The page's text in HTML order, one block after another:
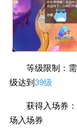
等级限制：需
级达到39级
获得入场券：
场入场券